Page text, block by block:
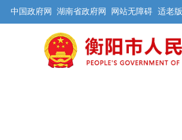
中国政府网 湖南省政府网 网站无障碍 适老版